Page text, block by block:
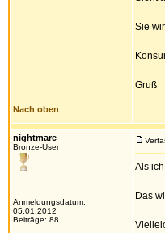
Sie
Gruß
Nach oben
nightmare
Bronze-User
Anmeldungsdatum:
05.01.2012
Beiträge: 88
Als
Das